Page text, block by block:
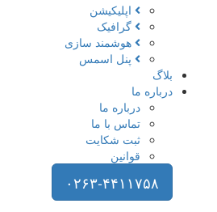
اپلیکیشن
گرافیک
هوشمند سازی
پنل اسمس
بلاگ
درباره ما
درباره ما
تماس با ما
ثبت شکایت
قوانین
۰۲۶۳-۴۴۱۱۷۵۸